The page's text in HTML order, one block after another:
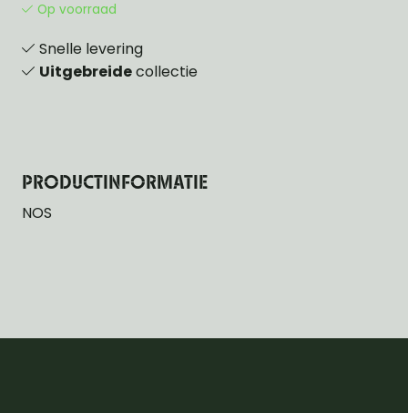
Op voorraad
Snelle levering
Uitgebreidecollectie
PRODUCTINFORMATIE
NOS